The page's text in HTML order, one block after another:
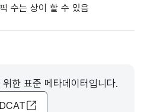
수는 상이 할 수 있음
한 표준 메타데이터입니다.
DCAT